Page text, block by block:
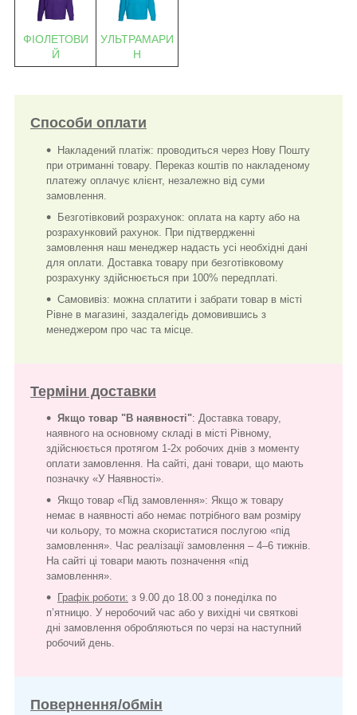
ФІОЛЕТОВИ
Й
УЛЬТРАМАРИ
Н
Способи оплати
Накладений платіж: проводиться через Нову Пошту
при отриманні товару. Переказ коштів по накладеному
платежу оплачує клієнт, незалежно від суми
замовлення.
Безготівковий розрахунок: оплата на карту або на
розрахунковий рахунок. При підтвердженні
замовлення наш менеджер надасть усі необхідні дані
для оплати. Доставка товару при безготівковому
розрахунку здійснюється при 100% передплаті.
Самовивіз: можна сплатити і забрати товар в місті
Рівне в магазині, заздалегідь домовившись з
менеджером про час та місце.
Терміни доставки
Якщо товар "В наявності": Доставка товару,
наявного на основному складі в місті Рівному,
здійснюється протягом 1-2х робочих днів з моменту
оплати замовлення. На сайті, дані товари, що мають
позначку «У Наявності».
Якщо товар «Під замовлення»: Якщо ж товару
немає в наявності або немає потрібного вам розміру
чи кольору, то можна скористатися послугою «під
замовлення». Час реалізації замовлення – 4–6 тижнів.
На сайті ці товари мають позначення «під
замовлення».
Графік роботи: з 9.00 до 18.00 з понеділка по
п’ятницю. У неробочий час або у вихідні чи святкові
дні замовлення обробляються по черзі на наступний
робочий день.
Повернення/обмін